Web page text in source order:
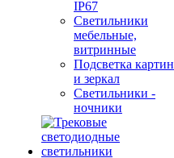
IP67
Светильники
мебельные,
витринные
Подсветка картин
и зеркал
Светильники -
ночники